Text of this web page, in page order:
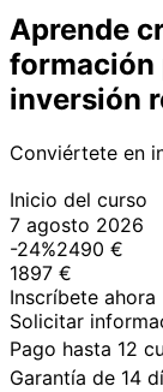
Aprende
formación
inversión
Conviértete en
Inicio del curso
7 agosto 2026
-24%2490 €
1897 €
Inscríbete ahora
Solicitar
Pago hasta 12
Garantía de 14